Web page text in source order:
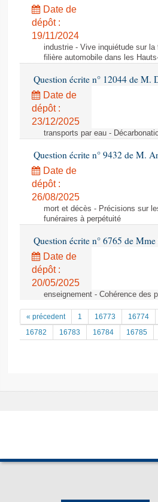
Date de
dépôt :
19/11/2024
industrie - Vive inquiétude sur
filière automobile dans les
Question écrite n° 12044 de M.
Date de
dépôt :
23/12/2025
transports par eau -
Question écrite n° 9432 de M.
Date de
dépôt :
26/08/2025
mort et décès - Précisions sur
funéraires à perpétuité
Question écrite n° 6765 de
Date de
dépôt :
20/05/2025
enseignement - Cohérence des
« précedent 1 16773 16774
16782
16783 16784 16785